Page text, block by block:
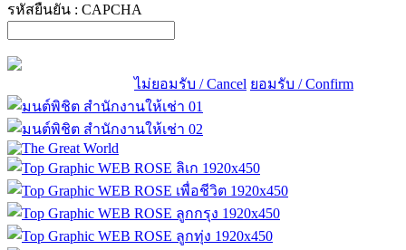
รหัสยืนยัน : CAPCHA
ไม่ยอมรับ / Cancel ยอมรับ / Confirm